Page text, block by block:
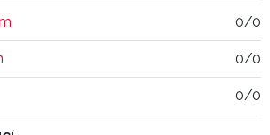
0/0
0/0
0/0